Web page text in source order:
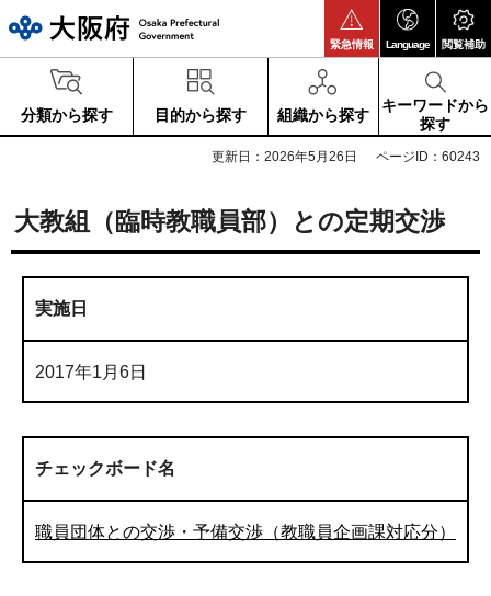
緊急情報 Language 閲覧補助
分類から探す 目的から探す 組織から探す
キーワードから
探す
更新日：2026年5月26日 ページID：60243
大教組（臨時教職員部）との定期交渉
実施日
2017年1月6日
チェックボード名
職員団体との交渉・予備交渉（教職員企画課対応分）